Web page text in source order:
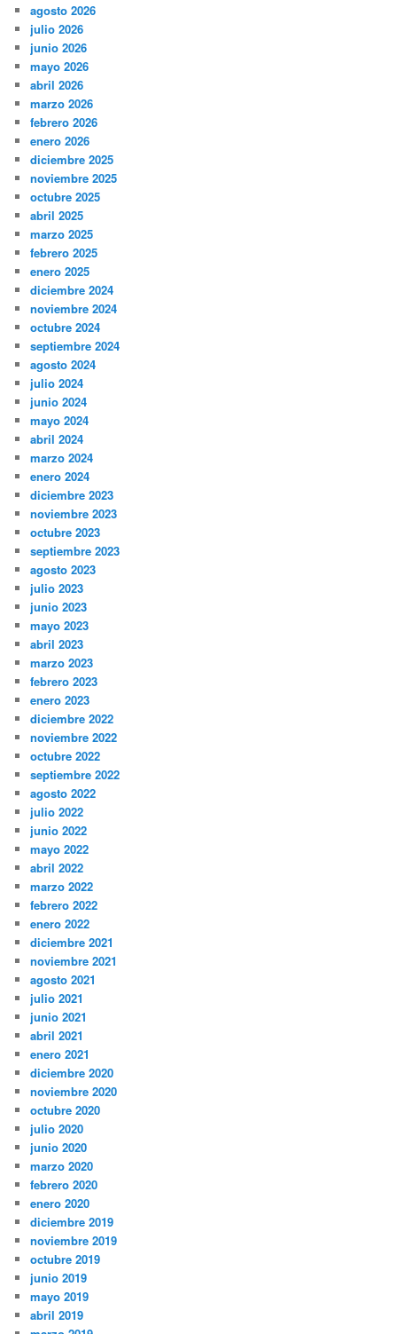
agosto 2026
julio 2026
junio 2026
mayo 2026
abril 2026
marzo 2026
febrero 2026
enero 2026
diciembre 2025
noviembre 2025
octubre 2025
abril 2025
marzo 2025
febrero 2025
enero 2025
diciembre 2024
noviembre 2024
octubre 2024
septiembre 2024
agosto 2024
julio 2024
junio 2024
mayo 2024
abril 2024
marzo 2024
enero 2024
diciembre 2023
noviembre 2023
octubre 2023
septiembre 2023
agosto 2023
julio 2023
junio 2023
mayo 2023
abril 2023
marzo 2023
febrero 2023
enero 2023
diciembre 2022
noviembre 2022
octubre 2022
septiembre 2022
agosto 2022
julio 2022
junio 2022
mayo 2022
abril 2022
marzo 2022
febrero 2022
enero 2022
diciembre 2021
noviembre 2021
agosto 2021
julio 2021
junio 2021
abril 2021
enero 2021
diciembre 2020
noviembre 2020
octubre 2020
julio 2020
junio 2020
marzo 2020
febrero 2020
enero 2020
diciembre 2019
noviembre 2019
octubre 2019
junio 2019
mayo 2019
abril 2019